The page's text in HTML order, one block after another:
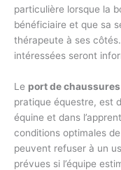
particulière lorsque la
bénéficiaire et que sa
thérapeute à ses
intéressées seront
Le port de chaussures
pratique équestre, est
équine et dans
conditions optimales
peuvent refuser à un
prévues si l’équipe